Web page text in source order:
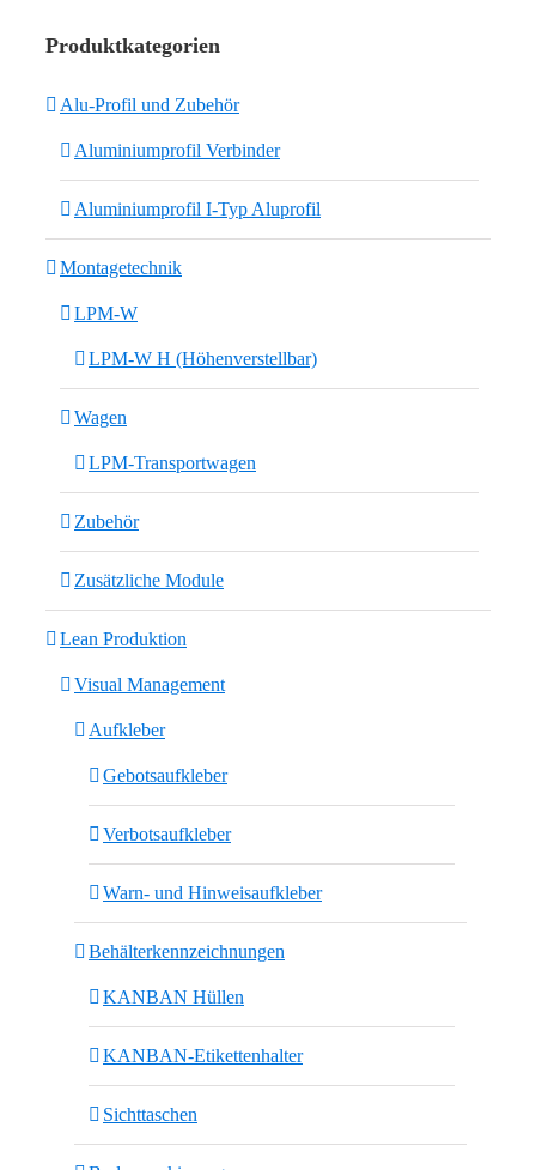
Produktkategorien
Alu-Profil und Zubehör
Aluminiumprofil Verbinder
Aluminiumprofil I-Typ Aluprofil
Montagetechnik
LPM-W
LPM-W H (Höhenverstellbar)
Wagen
LPM-Transportwagen
Zubehör
Zusätzliche Module
Lean Produktion
Visual Management
Aufkleber
Gebotsaufkleber
Verbotsaufkleber
Warn- und Hinweisaufkleber
Behälterkennzeichnungen
KANBAN Hüllen
KANBAN-Etikettenhalter
Sichttaschen